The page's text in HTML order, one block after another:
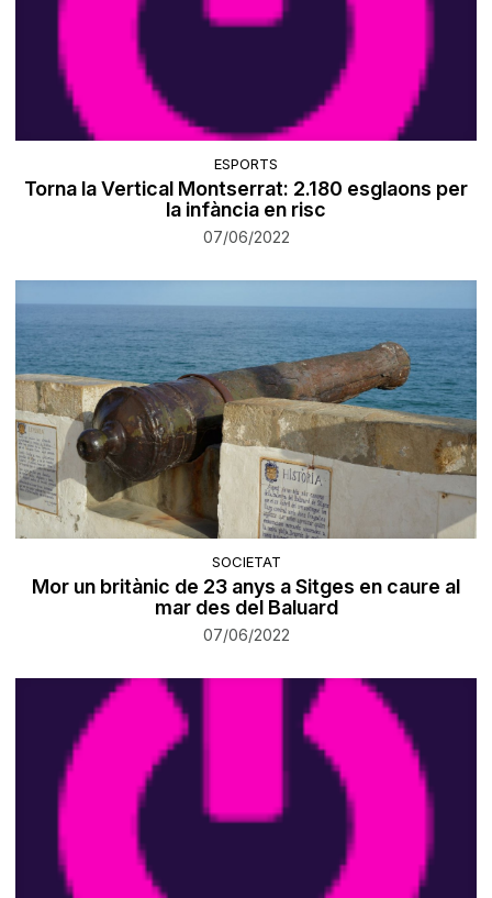
ESPORTS
Torna la Vertical Montserrat: 2.180 esglaons per
la infància en risc
07/06/2022
SOCIETAT
Mor un britànic de 23 anys a Sitges en caure al
mar des del Baluard
07/06/2022